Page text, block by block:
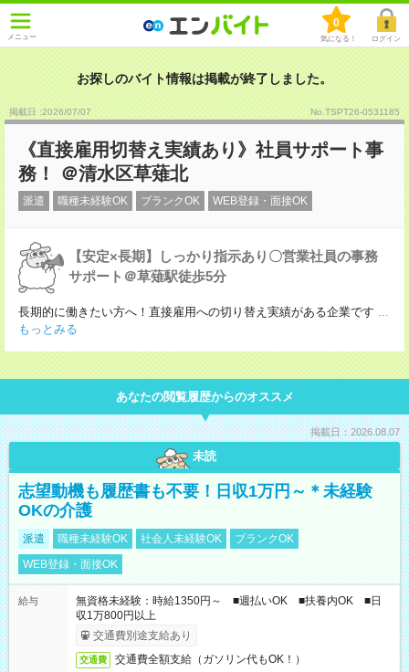
メニュー
0
気になる！ ログイン
お探しのバイト情報は掲載が終了しました。
掲載日 :2026/07/07 No.TSPT26-0531185
《直接雇用切替え実績あり》社員サポート事
務！ ＠清水区草薙北
派遣 職種未経験OK ブランクOK WEB登録・面接OK
【安定×長期】しっかり指示あり〇営業社員の事務
サポート＠草薙駅徒歩5分
長期的に働きたい方へ！直接雇用への切り替え実績がある企業です ...
もっとみる
あなたの閲覧履歴からのオススメ
掲載日：2026.08.07
未読
志望動機も履歴書も不要！日収1万円～＊未経験
OKの介護
派遣 職種未経験OK 社会人未経験OK
ブランクOK
WEB登録・面接OK
給与
無資格未経験：時給1350円～ ■週払いOK ■扶養内OK ■日
収1万800円以上
交通費別途支給あり
交通費 交通費全額支給（ガソリン代もOK！）